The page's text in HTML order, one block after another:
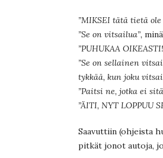
”MIKSEI tätä tietä ole
”Se on vitsailua”,
”PUHUKAA
”Se on sellainen
tykkää, kun joku
”Paitsi ne, jotka ei
”ÄITI, NYT LOPPUU
Saavuttiin (ohjeista
pitkät jonot autoja,